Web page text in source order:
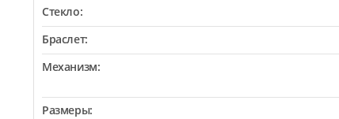
Стекло:
Браслет:
Механизм:
Размеры: